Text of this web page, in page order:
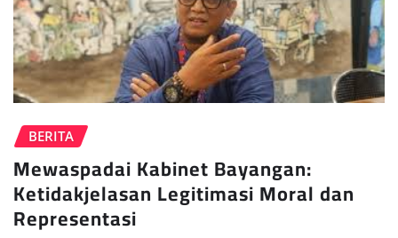
BERITA
Mewaspadai Kabinet Bayangan:
Ketidakjelasan Legitimasi Moral dan
Representasi